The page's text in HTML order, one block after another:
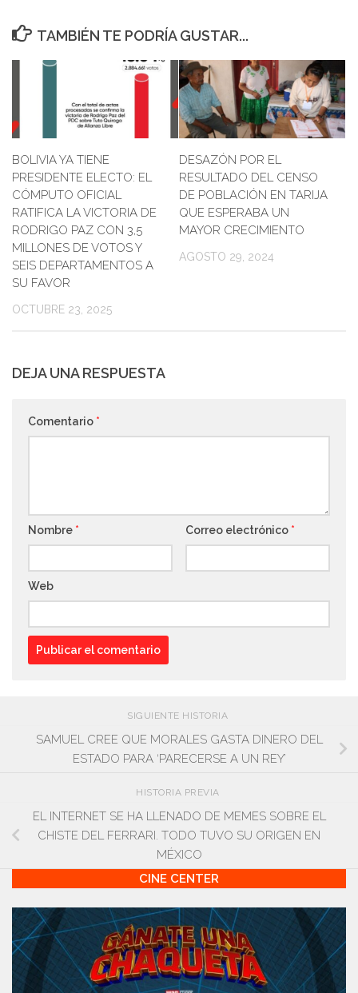
TAMBIÉN TE PODRÍA GUSTAR...
BOLIVIA YA TIENE
PRESIDENTE ELECTO: EL
CÓMPUTO OFICIAL
RATIFICA LA VICTORIA DE
RODRIGO PAZ CON 3,5
MILLONES DE VOTOS Y
SEIS DEPARTAMENTOS A
SU FAVOR
OCTUBRE 23, 2025
DESAZÓN POR EL
RESULTADO DEL CENSO
DE POBLACIÓN EN TARIJA
QUE ESPERABA UN
MAYOR CRECIMIENTO
AGOSTO 29, 2024
DEJA UNA RESPUESTA
Comentario *
Nombre * Correo electrónico *
Web
SIGUIENTE HISTORIA
SAMUEL CREE QUE MORALES GASTA DINERO DEL
ESTADO PARA ‘PARECERSE A UN REY’
HISTORIA PREVIA
EL INTERNET SE HA LLENADO DE MEMES SOBRE EL
CHISTE DEL FERRARI. TODO TUVO SU ORIGEN EN
MÉXICO
CINE CENTER